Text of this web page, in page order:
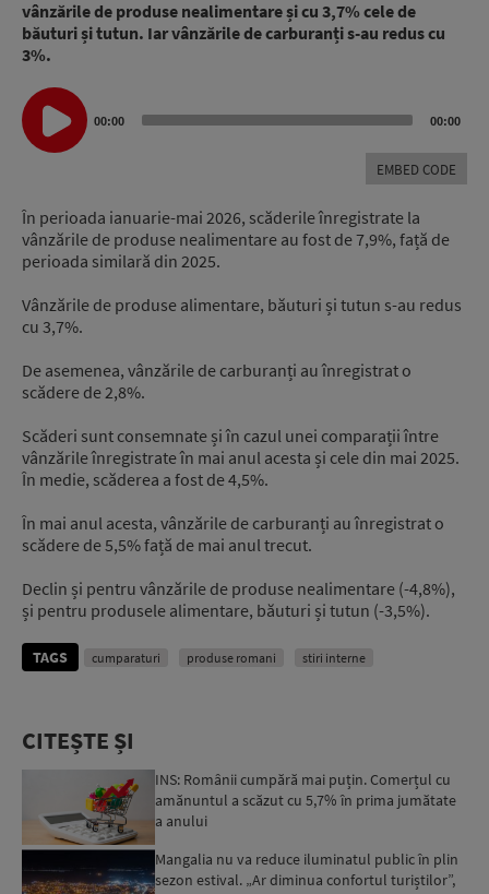
vânzările de produse nealimentare și cu 3,7% cele de
băuturi și tutun. Iar vânzările de carburanți s-au redus cu
3%.
Audio
Player
00:00 00:00
EMBED CODE
În perioada ianuarie-mai 2026, scăderile înregistrate la
vânzările de produse nealimentare au fost de 7,9%, față de
perioada similară din 2025.
Vânzările de produse alimentare, băuturi și tutun s-au redus
cu 3,7%.
De asemenea, vânzările de carburanți au înregistrat o
scădere de 2,8%.
Scăderi sunt consemnate și în cazul unei comparații între
vânzările înregistrate în mai anul acesta și cele din mai 2025.
În medie, scăderea a fost de 4,5%.
În mai anul acesta, vânzările de carburanți au înregistrat o
scădere de 5,5% față de mai anul trecut.
Declin și pentru vânzările de produse nealimentare (-4,8%),
și pentru produsele alimentare, băuturi și tutun (-3,5%).
TAGS cumparaturi produse romani stiri interne
CITEȘTE ȘI
INS: Românii cumpără mai puțin. Comerțul cu
amănuntul a scăzut cu 5,7% în prima jumătate
a anului
Mangalia nu va reduce iluminatul public în plin
sezon estival. „Ar diminua confortul turiștilor”,